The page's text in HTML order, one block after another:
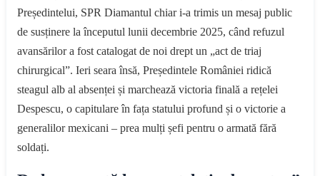
Președintelui, SPR Diamantul chiar i-a trimis un mesaj public
de susținere la începutul lunii decembrie 2025, când refuzul
avansărilor a fost catalogat de noi drept un „act de triaj
chirurgical”. Ieri seara însă, Președintele României ridică
steagul alb al absenței și marchează victoria finală a rețelei
Despescu, o capitulare în fața statului profund și o victorie a
generalilor mexicani – prea mulți șefi pentru o armată fără
soldați.